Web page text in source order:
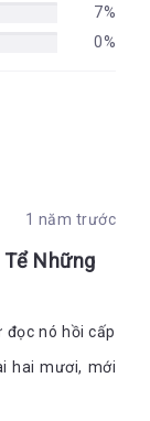
7%
0%
1 năm trước
Tể Những
đọc nó hồi cấp
hai mươi, mới